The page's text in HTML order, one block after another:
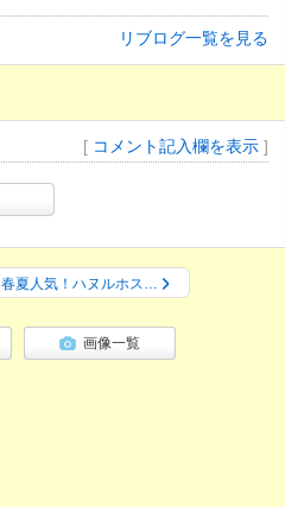
リブログ一覧を見る
[ コメント記入欄を表示 ]
春夏人気！ハヌルホス…
画像一覧